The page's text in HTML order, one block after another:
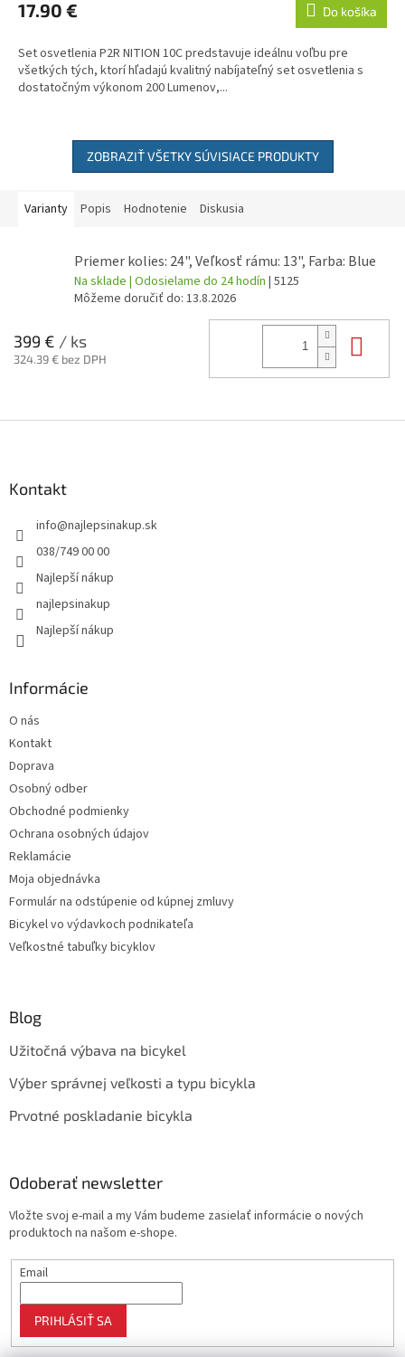
17.90 € Do košíka
Set osvetlenia P2R NITION 10C predstavuje ideálnu voľbu pre
všetkých tých, ktorí hľadajú kvalitný nabíjateľný set osvetlenia s
dostatočným výkonom 200 Lumenov,...
ZOBRAZIŤ VŠETKY SÚVISIACE PRODUKTY
Varianty Popis Hodnotenie Diskusia
Priemer kolies: 24", Veľkosť rámu: 13", Farba: Blue
Na sklade | Odosielame do 24 hodín | 5125
Môžeme doručiť do: 13.8.2026
399 € / ks
324.39 € bez DPH
Kontakt
info@najlepsinakup.sk
038/749 00 00
Najlepší nákup
najlepsinakup
Najlepší nákup
Informácie
O nás
Kontakt
Doprava
Osobný odber
Obchodné podmienky
Ochrana osobných údajov
Reklamácie
Moja objednávka
Formulár na odstúpenie od kúpnej zmluvy
Bicykel vo výdavkoch podnikateľa
Veľkostné tabuľky bicyklov
Blog
Užitočná výbava na bicykel
Výber správnej veľkosti a typu bicykla
Prvotné poskladanie bicykla
Odoberať newsletter
Vložte svoj e-mail a my Vám budeme zasielať informácie o nových
produktoch na našom e-shope.
Email
PRIHLÁSIŤ SA